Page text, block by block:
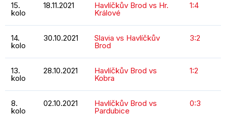
15.
kolo
18.11.2021 Havlíčkův Brod vs Hr.
Králové
1:4
14.
kolo
30.10.2021 Slavia vs Havlíčkův
Brod
3:2
13.
kolo
28.10.2021 Havlíčkův Brod vs
Kobra
1:2
8.
kolo
02.10.2021 Havlíčkův Brod vs
Pardubice
0:3